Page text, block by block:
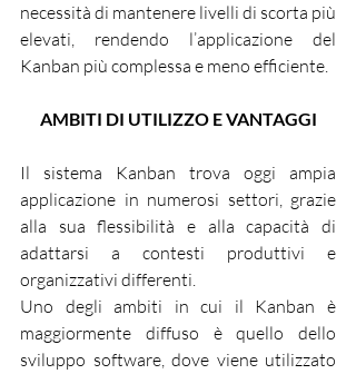
necessità di mantenere livelli di scorta più
elevati, rendendo l’applicazione del
Kanban più complessa e meno efficiente.
AMBITI DI UTILIZZO E VANTAGGI
Il sistema Kanban trova oggi ampia
applicazione in numerosi settori, grazie
alla sua flessibilità e alla capacità di
adattarsi a contesti produttivi e
organizzativi differenti.
Uno degli ambiti in cui il Kanban è
maggiormente diffuso è quello dello
sviluppo software, dove viene utilizzato